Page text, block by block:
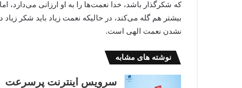
که شکرگذار باشد، خدا نعمت‌ها را به او ارزانی می‌دارد،
بیشتر هم گله می‌کند، در حالیکه نعمت زیاد باید شکر
نشدن نعمت الهی است.
نوشته های مشابه
سرویس اینترنت پرسرعت